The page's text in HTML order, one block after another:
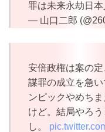
罪は未来永劫日本
— 山口二郎
安倍政権は案の
謀罪の成立を急
ンピックやめち
けど。結局やろ
し。